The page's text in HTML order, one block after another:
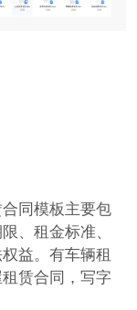
同模板主要包
、租金标准、
益。有车辆租
赁合同，写字